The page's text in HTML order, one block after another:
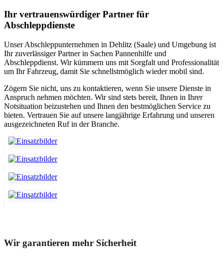
Ihr vertrauenswürdiger Partner für
Abschleppdienste
Unser Abschleppunternehmen in Dehlitz (Saale) und Umgebung ist
Ihr zuverlässiger Partner in Sachen Pannenhilfe und
Abschleppdienst. Wir kümmern uns mit Sorgfalt und Professionalität
um Ihr Fahrzeug, damit Sie schnellstmöglich wieder mobil sind.
Zögern Sie nicht, uns zu kontaktieren, wenn Sie unsere Dienste in
Anspruch nehmen möchten. Wir sind stets bereit, Ihnen in Ihrer
Notsituation beizustehen und Ihnen den bestmöglichen Service zu
bieten. Vertrauen Sie auf unsere langjährige Erfahrung und unseren
ausgezeichneten Ruf in der Branche.
Wir garantieren mehr Sicherheit